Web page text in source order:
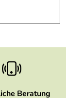
Beratung